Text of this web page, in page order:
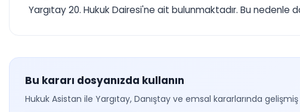
Yargıtay 20. Hukuk Dairesi'ne ait bulunmaktadır. Bu nedenle
Bu kararı dosyanızda kullanın
Hukuk Asistan ile Yargıtay, Danıştay ve emsal kararlarında